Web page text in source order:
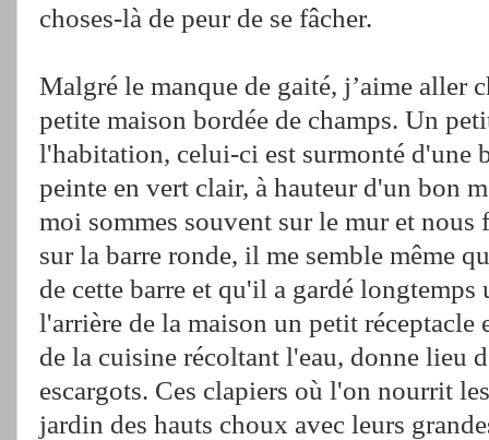
choses-là de peur de se fâcher.
Malgré le manque de gaité, j’aime aller
petite maison bordée de champs. Un
l'habitation, celui-ci est surmonté d'une
peinte en vert clair, à hauteur d'un bon
moi sommes souvent sur le mur et nous
sur la barre ronde, il me semble même
de cette barre et qu'il a gardé longtemps
l'arrière de la maison un petit réceptacle
de la cuisine récoltant l'eau, donne lieu
escargots. Ces clapiers où l'on nourrit
jardin des hauts choux avec leurs